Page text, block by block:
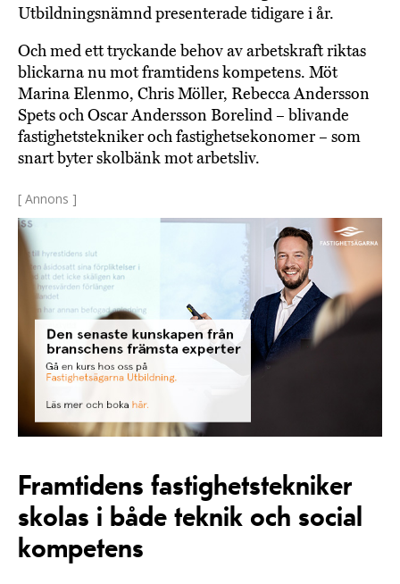
Utbildningsnämnd presenterade tidigare i år.
Och med ett tryckande behov av arbetskraft riktas
blickarna nu mot framtidens kompetens. Möt
Marina Elenmo, Chris Möller, Rebecca Andersson
Spets och Oscar Andersson Borelind – blivande
fastighetstekniker och fastighetsekonomer – som
snart byter skolbänk mot arbetsliv.
[ Annons ]
Framtidens fastighetstekniker
skolas i både teknik och social
kompetens